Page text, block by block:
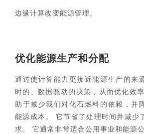
边缘计算改变能源管理。
优化能源生产和分配
通过使计算能力更接近能源生产的来
时的、数据驱动的决策，从而优化效
助于减少我们对化石燃料的依赖，并
能源成本。 它节省了处理时间并减少
求。 它通常非常适合公用事业和能源